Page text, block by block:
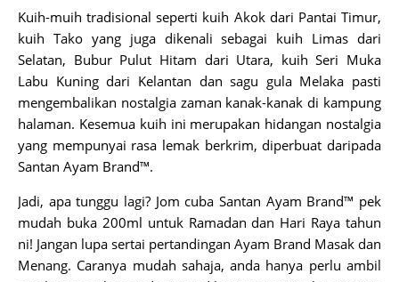
Kuih-muih tradisional seperti kuih Akok dari Pantai Timur,
kuih Tako yang juga dikenali sebagai kuih Limas dari
Selatan, Bubur Pulut Hitam dari Utara, kuih Seri Muka
Labu Kuning dari Kelantan dan sagu gula Melaka pasti
mengembalikan nostalgia zaman kanak-kanak di kampung
halaman. Kesemua kuih ini merupakan hidangan nostalgia
yang mempunyai rasa lemak berkrim, diperbuat daripada
Santan Ayam Brand™.
Jadi, apa tunggu lagi? Jom cuba Santan Ayam Brand™ pek
mudah buka 200ml untuk Ramadan dan Hari Raya tahun
ni! Jangan lupa sertai pertandingan Ayam Brand Masak dan
Menang. Caranya mudah sahaja, anda hanya perlu ambil